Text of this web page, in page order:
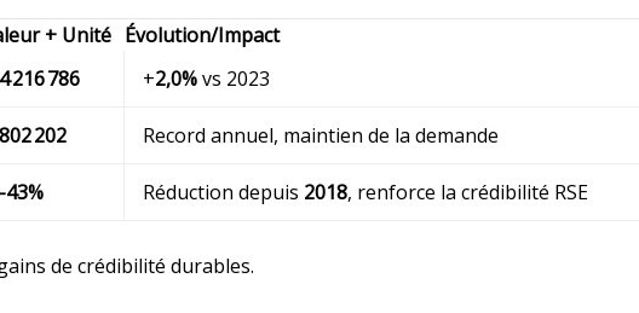
+ Unité Évolution/Impact
4 216 786 +2,0%vs 2023
802 202 Record annuel, maintien de la demande
-43% Réduction depuis 2018, renforce la crédibilité RSE
de crédibilité durables.